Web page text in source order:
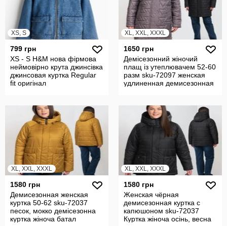
XS, S
799 грн
XS - S H&M нова фірмова
неймовірно крута джинсівка
джинсовая куртка Regular
fit оригінал
XL, XXL, XXXL
1650 грн
Демісезонний жіночий
плащ із утеплювачем 52-60
разм sku-72097 женская
удлиненная демисезонная
XL, XXL, XXXL
1580 грн
Демисезонная женская
куртка 50-62 sku-72037
песок, мокко демісезонна
куртка жіноча батал
XL, XXL, XXXL
1580 грн
Женская чёрная
демисезонная куртка с
капюшоном sku-72037
Куртка жіноча осінь, весна